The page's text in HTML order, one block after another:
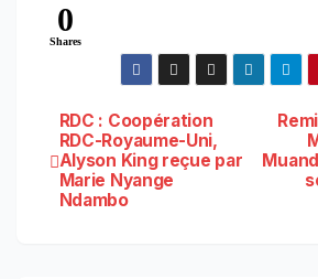
0
Shares
Navigation
de
RDC : Coopération
RDC-Royaume-Uni,
Alyson King reçue par
Marie Nyange
Ndambo